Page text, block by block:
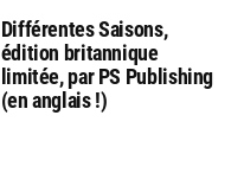
Différentes Saisons,
édition britannique
limitée, par PS Publishing
(en anglais !)